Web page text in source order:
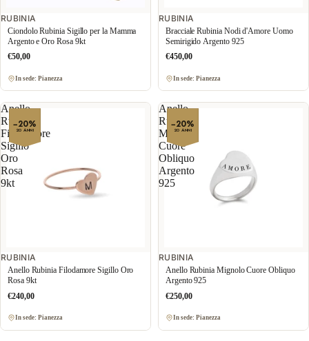
RUBINIA
Ciondolo Rubinia Sigillo per la Mamma
Argento e Oro Rosa 9kt
€50,00
In sede: Pianezza
RUBINIA
Bracciale Rubinia Nodi d'Amore Uomo
Semirigido Argento 925
€450,00
In sede: Pianezza
Anello
Rubinia
Filodamore
Sigillo
Oro
Rosa
9kt
−20%
20 ANNI
RUBINIA
Anello Rubinia Filodamore Sigillo Oro
Rosa 9kt
€240,00
In sede: Pianezza
Anello
Rubinia
Mignolo
Cuore
Obliquo
Argento
925
−20%
20 ANNI
RUBINIA
Anello Rubinia Mignolo Cuore Obliquo
Argento 925
€250,00
In sede: Pianezza